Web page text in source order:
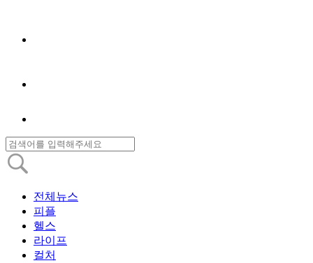
전체뉴스
피플
헬스
라이프
컬처